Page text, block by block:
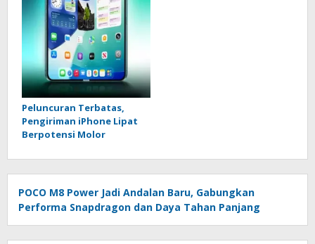
Peluncuran Terbatas,
Pengiriman iPhone Lipat
Berpotensi Molor
POCO M8 Power Jadi Andalan Baru, Gabungkan
Performa Snapdragon dan Daya Tahan Panjang